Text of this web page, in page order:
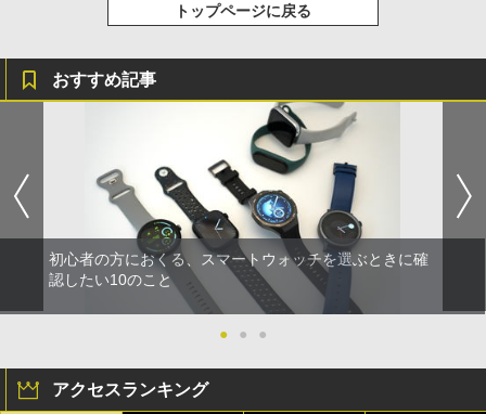
トップページに戻る
おすすめ記事
初心者の方におくる、スマートウォッチを選ぶときに確
認したい10のこと
● ● ●
アクセスランキング